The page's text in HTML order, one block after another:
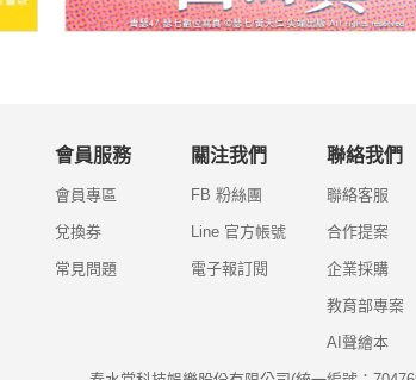
會員服務
會員專區
兌換券
常見問題
關注我們
FB 粉絲團
Line 官方帳號
電子報訂閱
聯絡我們
聯絡客服
合作提案
企業採購
教育部專案
AI聲繪本